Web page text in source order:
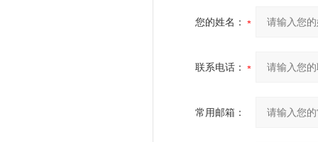
您的姓名：
联系电话：
常用邮箱：